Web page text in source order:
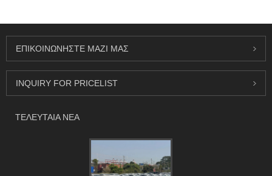
ΕΠΙΚΟΙΝΩΝΉΣΤΕ ΜΑΖΊ ΜΑΣ
INQUIRY FOR PRICELIST
ΤΕΛΕΥΤΑΊΑ ΝΈΑ